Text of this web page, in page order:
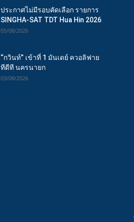
ประกาศไม่มีรอบคัดเลือก รายการ
SINGHA-SAT TDT Hua Hin 2026
05/08/2026
“กวินท์” เข้าที่ 1 มันเดย์ ควอลิฟาย
ทีดีที นครนายก
03/08/2026